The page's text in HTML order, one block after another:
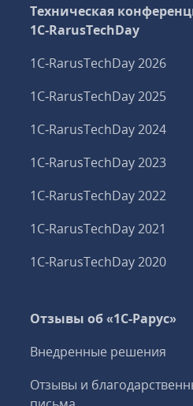
Техническая
1C‑RarusTechDay
1C‑RarusTechDay 2026
1C‑RarusTechDay 2025
1C‑RarusTechDay 2024
1C‑RarusTechDay 2023
1C‑RarusTechDay 2022
1C‑RarusTechDay 2021
1C‑RarusTechDay 2020
Отзывы об «1С-Рарус»
Внедренные решения
Отзывы и